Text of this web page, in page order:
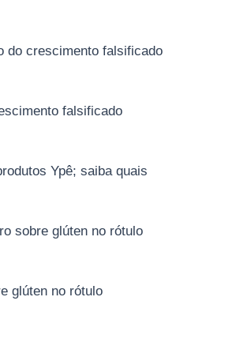
do crescimento falsificado
falsificado
Ypê; saiba quais
sobre glúten no rótulo
glúten no rótulo